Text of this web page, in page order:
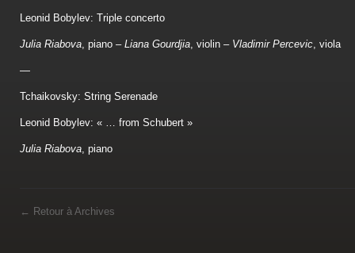
Leonid Bobylev: Triple concerto
Julia Riabova, piano – Liana Gourdjia, violin – Vladimir Percevic, viola
—
Tchaikovsky: String Serenade
Leonid Bobylev: « … from Schubert »
Julia Riabova, piano
← Retour à Archives